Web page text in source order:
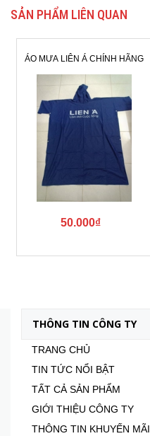
SẢN PHẨM LIÊN QUAN
ÁO MƯA LIÊN Á CHÍNH HÃNG
50.000₫
THÔNG TIN CÔNG TY
TRANG CHỦ
TIN TỨC NỔI BẬT
TẤT CẢ SẢN PHẨM
GIỚI THIỆU CÔNG TY
THÔNG TIN KHUYẾN MÃI